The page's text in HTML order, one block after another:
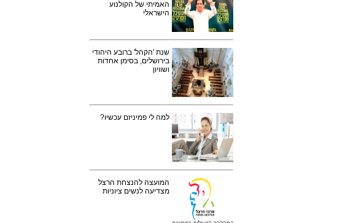
האמיתי של הקולנוע
הישראלי
שנת 'הקהל' ברובע היהודי
בירושלים, בסימן אחדות
ושוויון
למה לי פמיניזם עכשיו?
המועצה להנצחת הרצל
מצדיעה לנשים ציוניות